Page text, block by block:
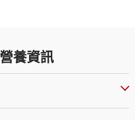
營養資訊